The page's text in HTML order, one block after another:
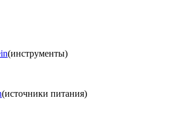
(инструменты)
(источники питания)